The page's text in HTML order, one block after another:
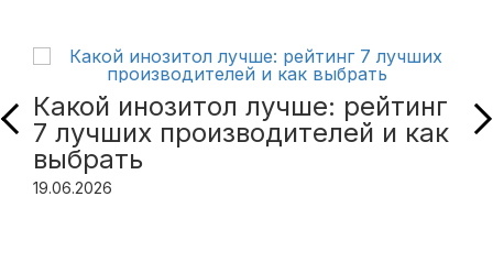
Какой инозитол лучше: рейтинг
7 лучших производителей и как
выбрать
19.06.2026